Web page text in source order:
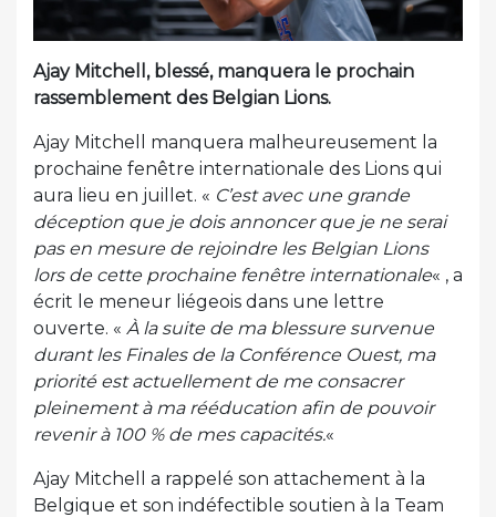
Ajay Mitchell, blessé, manquera le prochain
rassemblement des Belgian Lions.
Ajay Mitchell manquera malheureusement la
prochaine fenêtre internationale des Lions qui
aura lieu en juillet. « C’est avec une grande
déception que je dois annoncer que je ne serai
pas en mesure de rejoindre les Belgian Lions
lors de cette prochaine fenêtre internationale« , a
écrit le meneur liégeois dans une lettre
ouverte. « À la suite de ma blessure survenue
durant les Finales de la Conférence Ouest, ma
priorité est actuellement de me consacrer
pleinement à ma rééducation afin de pouvoir
revenir à 100 % de mes capacités.«
Ajay Mitchell a rappelé son attachement à la
Belgique et son indéfectible soutien à la Team